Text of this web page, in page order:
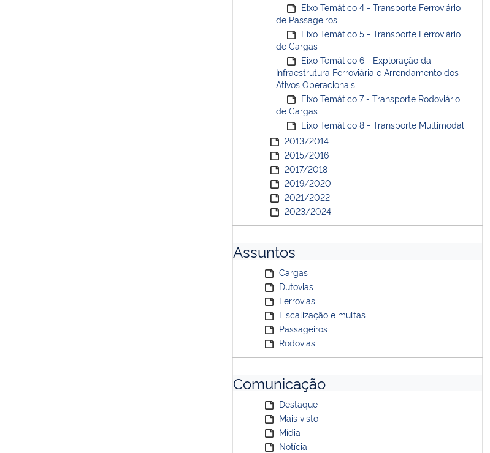
Eixo Temático 4 - Transporte Ferroviário
de Passageiros
Eixo Temático 5 - Transporte Ferroviário
de Cargas
Eixo Temático 6 - Exploração da
Infraestrutura Ferroviária e Arrendamento dos
Ativos Operacionais
Eixo Temático 7 - Transporte Rodoviário
de Cargas
Eixo Temático 8 - Transporte Multimodal
2013/2014
2015/2016
2017/2018
2019/2020
2021/2022
2023/2024
Assuntos
Cargas
Dutovias
Ferrovias
Fiscalização e multas
Passageiros
Rodovias
Comunicação
Destaque
Mais visto
Mídia
Notícia